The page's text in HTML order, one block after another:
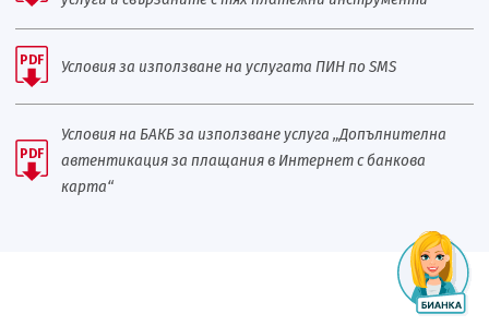
PDF Условия за използване на услугата ПИН по SMS
PDF
Условия на БАКБ за използване услуга „Допълнителна
автентикация за плащания в Интернет с банкова
карта“